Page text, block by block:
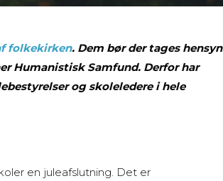
folkekirken. Dem bør der tages hensyn
Humanistisk Samfund. Derfor har
og skoleledere i hele
en juleafslutning. Det er